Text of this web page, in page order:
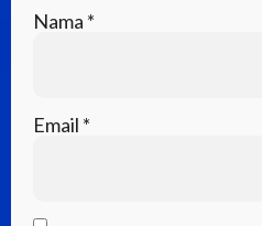
Nama *
Email *